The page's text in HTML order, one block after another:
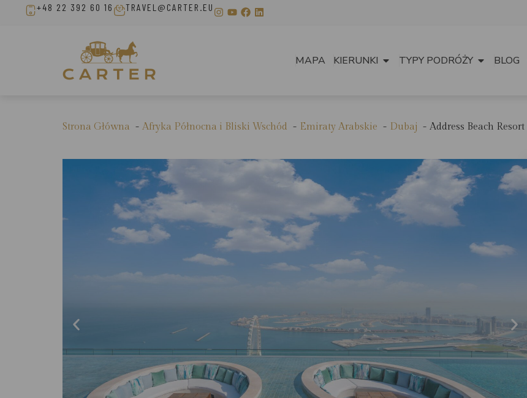
+48 22 392 60 16 TRAVEL@CARTER.EU
MAPA KIERUNKI TYPY PODRÓŻY BLOG
Strona Główna Afryka Północna i Bliski Wschód Emiraty Arabskie Dubaj Address Beach Resort